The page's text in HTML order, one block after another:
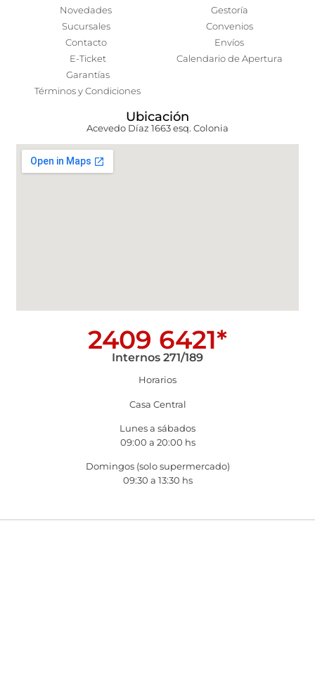
Novedades
Sucursales
Contacto
E-Ticket
Garantías
Términos y Condiciones
Gestoría
Convenios
Envíos
Calendario de Apertura
Ubicación
Acevedo Díaz 1663 esq. Colonia
2409 6421*
Internos 271/189
Horarios
Casa Central
Lunes a sábados
09:00 a 20:00 hs
Domingos (solo supermercado)
09:30 a 13:30 hs